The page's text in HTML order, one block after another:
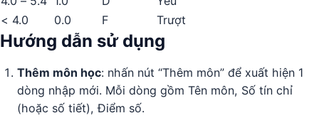
< 4.0
0.0 F Trượt
Hướng dẫn sử dụng
Thêm môn học: nhấn nút “Thêm môn” để xuất hiện 1
dòng nhập mới. Mỗi dòng gồm Tên môn, Số tín chỉ
(hoặc số tiết), Điểm số.